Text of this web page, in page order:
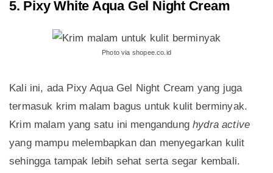
5. Pixy White Aqua Gel Night Cream
Photo via shopee.co.id
Kali ini, ada Pixy Aqua Gel Night Cream yang juga
termasuk krim malam bagus untuk kulit berminyak.
Krim malam yang satu ini mengandunghydra active
yang mampu melembapkan dan menyegarkan kulit
sehingga tampak lebih sehat serta segar kembali.